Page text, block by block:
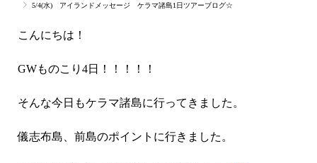
5/4(水) アイランドメッセージ ケラマ諸島1日ツアーブログ☆
こんにちは！
GWものこり4日！！！！！
そんな今日もケラマ諸島に行ってきました。
儀志布島、前島のポイントに行きました。